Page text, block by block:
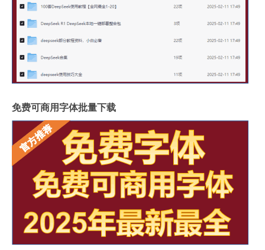
免费可商用字体批量下载